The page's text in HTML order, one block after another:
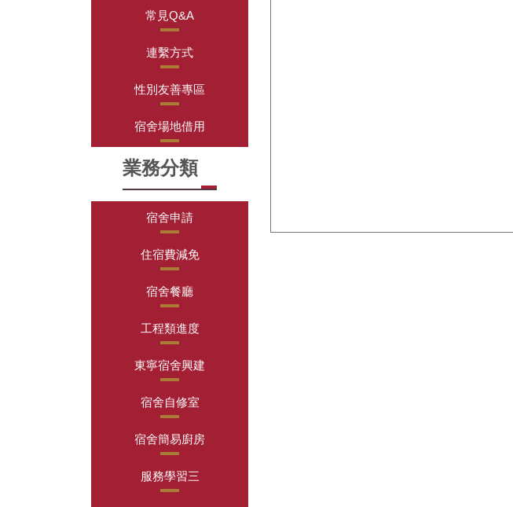
常見Q&A
連繫方式
性別友善專區
宿舍場地借用
業務分類
宿舍申請
住宿費減免
宿舍餐廳
工程類進度
東寧宿舍興建
宿舍自修室
宿舍簡易廚房
服務學習三